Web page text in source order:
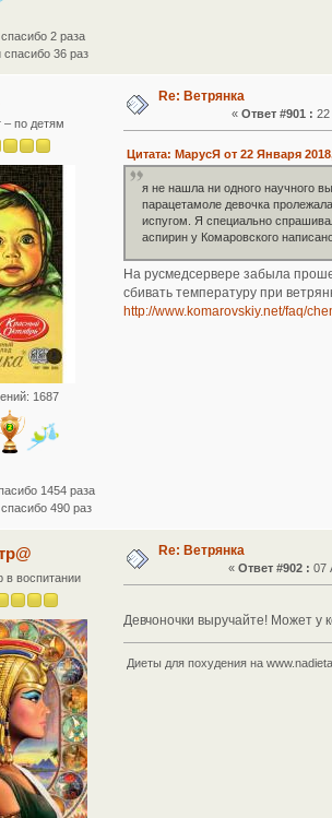
2 раза
спасибо 36 раз
– по детям
1687
1454 раза
490 раз
Re: Ветрянка
«Ответ #901 : 22
Цитата: МарусЯ от 22 Января
я не нашла ни одного научного
парацетамоле девочка
испугом. Я специально
аспирин у Комаровского
На русмедсервере забыла
сбивать температуру при
http://www.komarovskiy.net/faq/
в воспитании
Re: Ветрянка
«Ответ #902 : 07
Девчоночки выручайте! Может у
Диеты для похудения на